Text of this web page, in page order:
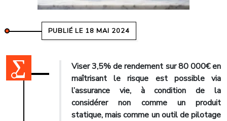
PUBLIÉ LE 18 MAI 2024
Viser 3,5% de rendement sur 80 000€ en
maîtrisant le risque est possible via
l’assurance vie, à condition de la
considérer non comme un produit
statique, mais comme un outil de pilotage